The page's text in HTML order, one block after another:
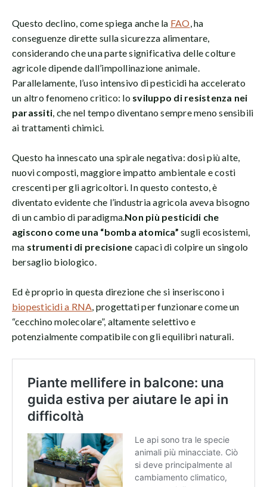
Questo declino, come spiega anche la FAO, ha
conseguenze dirette sulla sicurezza alimentare,
considerando che una parte significativa delle colture
agricole dipende dall’impollinazione animale.
Parallelamente, l’uso intensivo di pesticidi ha accelerato
un altro fenomeno critico: lo sviluppo di resistenza nei
parassiti, che nel tempo diventano sempre meno sensibili
ai trattamenti chimici.
Questo ha innescato una spirale negativa: dosi più alte,
nuovi composti, maggiore impatto ambientale e costi
crescenti per gli agricoltori. In questo contesto, è
diventato evidente che l’industria agricola aveva bisogno
di un cambio di paradigma.Non più pesticidi che
agiscono come una “bomba atomica” sugli ecosistemi,
ma strumenti di precisione capaci di colpire un singolo
bersaglio biologico.
Ed è proprio in questa direzione che si inseriscono i
biopesticidi a RNA, progettati per funzionare come un
“cecchino molecolare”, altamente selettivo e
potenzialmente compatibile con gli equilibri naturali.